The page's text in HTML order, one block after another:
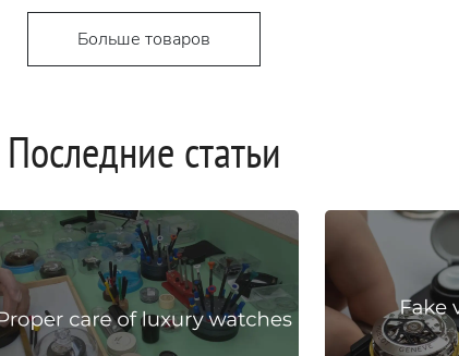
Больше товаров
Последние статьи